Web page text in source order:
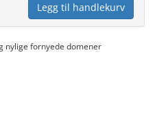
Legg til handlekurv
nylige fornyede domener